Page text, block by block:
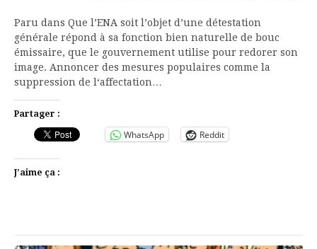
Paru dans Que l’ENA soit l’objet d’une détestation
générale répond à sa fonction bien naturelle de bouc
émissaire, que le gouvernement utilise pour redorer son
image. Annoncer des mesures populaires comme la
suppression de l‘affectation…
Partager :
WhatsApp Reddit
J’aime ça :